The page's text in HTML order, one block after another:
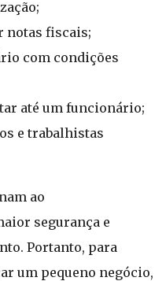
notas fiscais;
com condições
até um funcionário;
e trabalhistas
ao
segurança e
Portanto, para
um pequeno negócio,